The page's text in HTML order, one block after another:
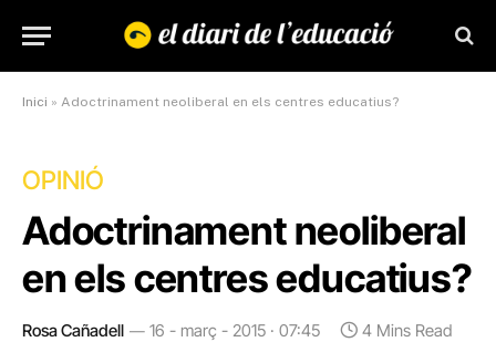
Inici » Adoctrinament neoliberal en els centres educatius?
OPINIÓ
Adoctrinament neoliberal
en els centres educatius?
Rosa Cañadell 16 - març - 2015 · 07:45 4 Mins Read